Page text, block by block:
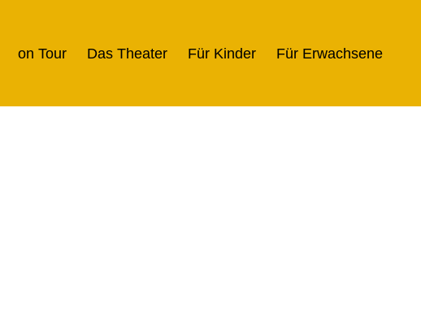
on Tour Das Theater Für Kinder Für Erwachsene